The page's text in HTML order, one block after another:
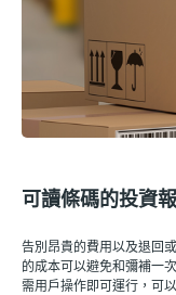
可讀條碼的投資
告別昂貴的費用以及退回
的成本可以避免和彌補一
需用戶操作即可運行，可